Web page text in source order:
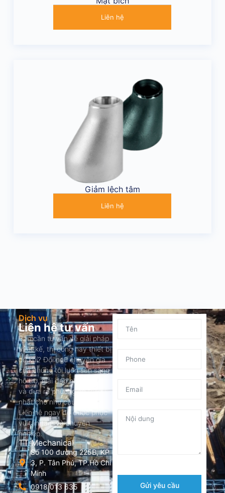
Liên hệ
Giảm lệch tâm
Liên hệ
Dịch vụ
Liên hệ tư vấn
Bạn cần tư vấn về giải pháp
thiết kế, thi công hay thiết bị
cơ khí? Đội ngũ chuyên gia
của chúng tôi luôn sẵn sàng
hỗ trợ, giải đáp nhanh chóng
và đưa ra phương án tối ưu
nhất cho nhu cầu của bạn.
Liên hệ ngay để được phục
vụ tận tâm và chuyên
nghiệp.
TT Mechanical
Số 100 đường 225B, KP
3, P. Tân Phú, TP.Hồ Chí
Minh
0918 013 635
Gửi yêu cầu